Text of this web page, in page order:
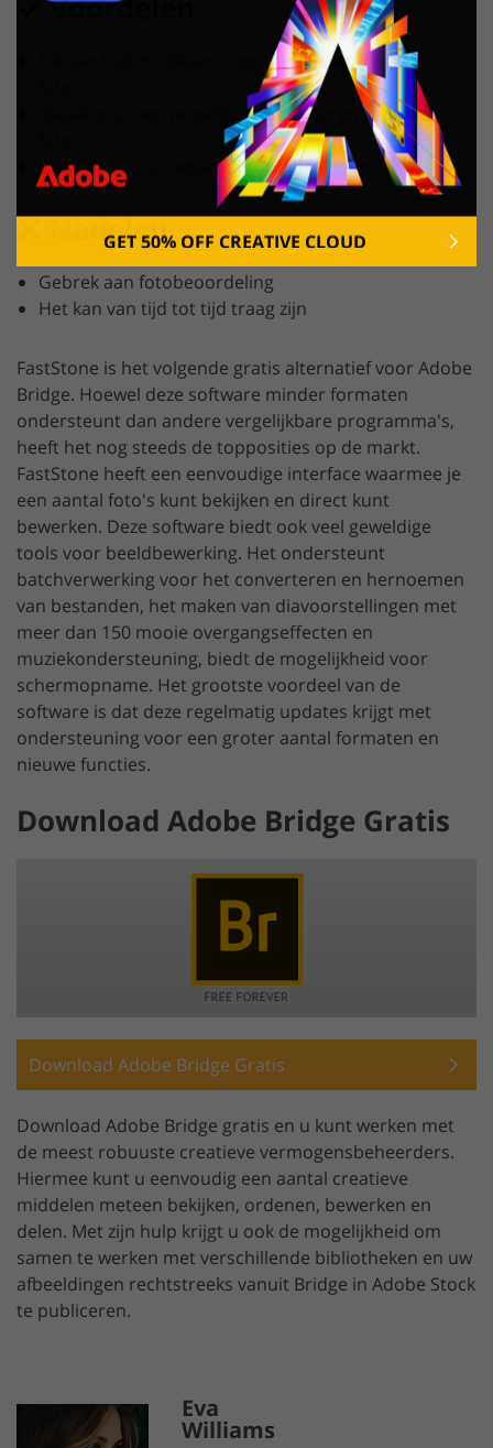
Voordelen
Tal van hulpmiddelen voor basisbewerking van
Ideaal voor het vergelijken en sorteren van veel
Biedt de beste toetsenbordbedieningen
Nadelen
Gebrek aan fotobeoordeling
Het kan van tijd tot tijd traag zijn
FastStone is het volgende gratis alternatief voor Adobe
Bridge. Hoewel deze software minder formaten
ondersteunt dan andere vergelijkbare programma's,
heeft het nog steeds de topposities op de markt.
FastStone heeft een eenvoudige interface waarmee je
een aantal foto's kunt bekijken en direct kunt
bewerken. Deze software biedt ook veel geweldige
tools voor beeldbewerking. Het ondersteunt
batchverwerking voor het converteren en hernoemen
van bestanden, het maken van diavoorstellingen met
meer dan 150 mooie overgangseffecten en
muziekondersteuning, biedt de mogelijkheid voor
schermopname. Het grootste voordeel van de
software is dat deze regelmatig updates krijgt met
ondersteuning voor een groter aantal formaten en
nieuwe functies.
Download Adobe Bridge Gratis
Download Adobe Bridge Gratis
Download Adobe Bridge gratis en u kunt werken met
de meest robuuste creatieve vermogensbeheerders.
Hiermee kunt u eenvoudig een aantal creatieve
middelen meteen bekijken, ordenen, bewerken en
delen. Met zijn hulp krijgt u ook de mogelijkheid om
samen te werken met verschillende bibliotheken en uw
afbeeldingen rechtstreeks vanuit Bridge in Adobe Stock
te publiceren.
Eva
Williams
GET 50% OFF CREATIVE CLOUD